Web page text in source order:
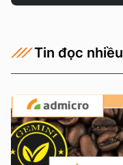
Tin đọc nhiều